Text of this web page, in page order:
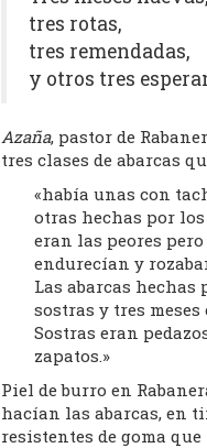
tres rotas,
tres remendadas,
y otros tres
Azaña, pastor de
tres clases de abarcas
«había unas con
otras hechas por
eran las peores
endurecían y
Las abarcas hechas
sostras y tres
Sostras eran
zapatos.»
Piel de burro en
hacían las abarcas, en
resistentes de goma